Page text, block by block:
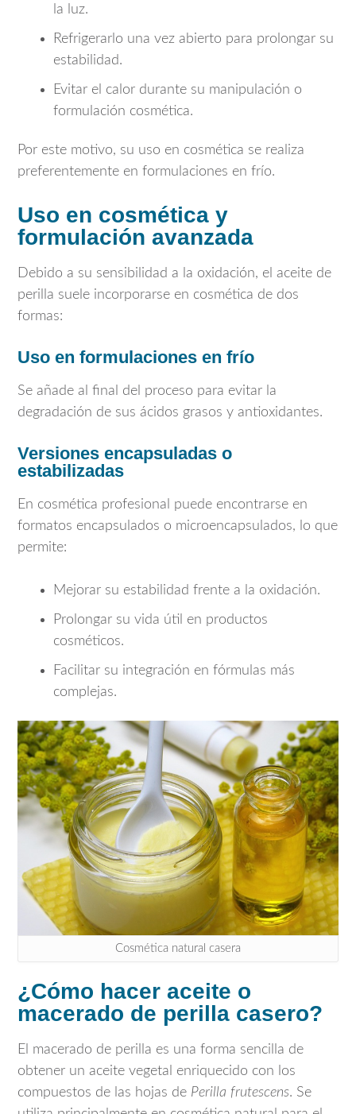
la luz.
Refrigerarlo una vez abierto para prolongar su
estabilidad.
Evitar el calor durante su manipulación o
formulación cosmética.
Por este motivo, su uso en cosmética se realiza
preferentemente en formulaciones en frío.
Uso en cosmética y
formulación avanzada
Debido a su sensibilidad a la oxidación, el aceite de
perilla suele incorporarse en cosmética de dos
formas:
Uso en formulaciones en frío
Se añade al final del proceso para evitar la
degradación de sus ácidos grasos y antioxidantes.
Versiones encapsuladas o
estabilizadas
En cosmética profesional puede encontrarse en
formatos encapsulados o microencapsulados, lo que
permite:
Mejorar su estabilidad frente a la oxidación.
Prolongar su vida útil en productos
cosméticos.
Facilitar su integración en fórmulas más
complejas.
Cosmética natural casera
¿Cómo hacer aceite o
macerado de perilla casero?
El macerado de perilla es una forma sencilla de
obtener un aceite vegetal enriquecido con los
compuestos de las hojas de Perilla frutescens. Se